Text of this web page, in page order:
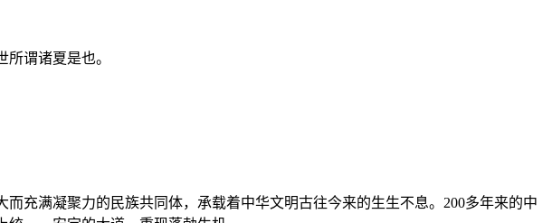
谓诸夏是也。
充满凝聚力的民族共同体，承载着中华文明古往今来的生生不息。200多年来的中